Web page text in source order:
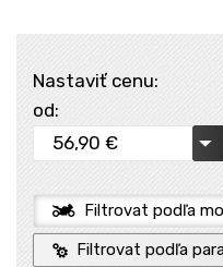
Nastaviť cenu:
od:
Filtrovat podľa
Filtrovat podľa